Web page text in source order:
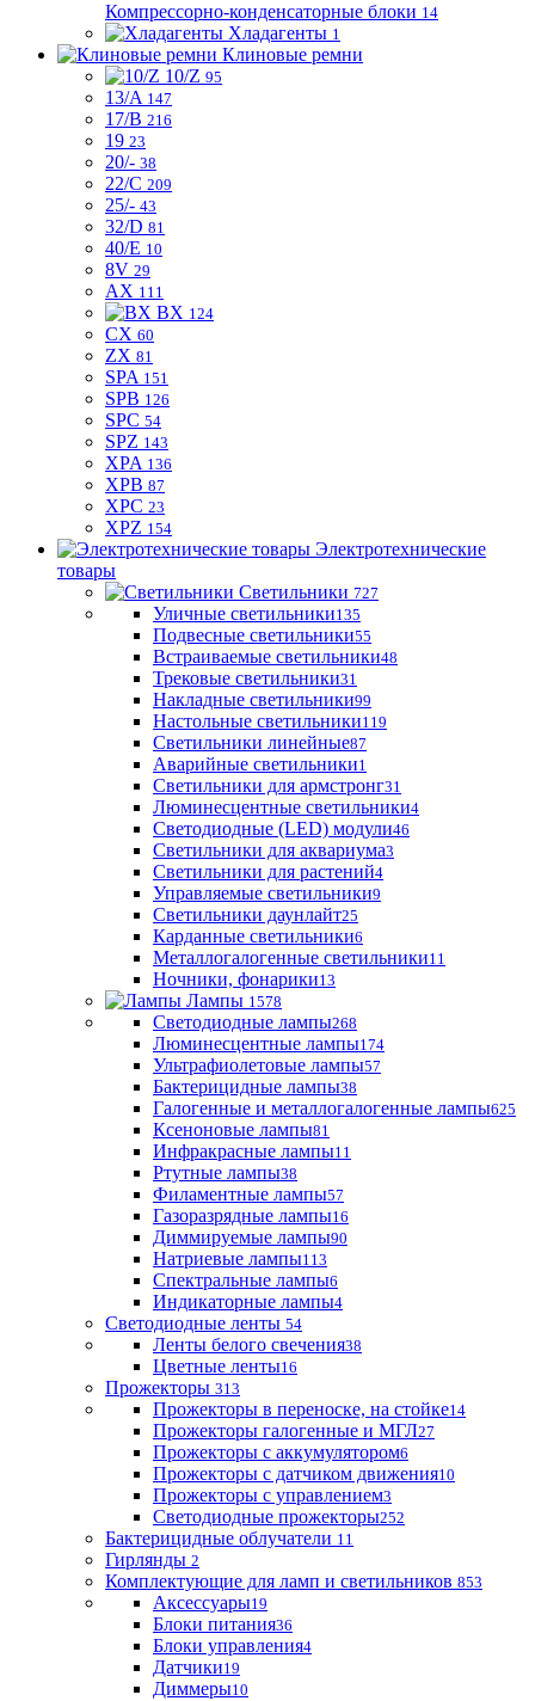
Компрессорно-конденсаторные блоки 14
Хладагенты 1
Клиновые ремни
10/Z 95
13/A 147
17/B 216
19 23
20/- 38
22/C 209
25/- 43
32/D 81
40/E 10
8V 29
AX 111
BX 124
CX 60
ZX 81
SPA 151
SPB 126
SPC 54
SPZ 143
XPA 136
XPB 87
XPC 23
XPZ 154
Электротехнические
товары
Светильники 727
Уличные светильники135
Подвесные светильники55
Встраиваемые светильники48
Трековые светильники31
Накладные светильники99
Настольные светильники119
Светильники линейные87
Аварийные светильники1
Светильники для армстронг31
Люминесцентные светильники4
Светодиодные (LED) модули46
Светильники для аквариума3
Светильники для растений4
Управляемые светильники9
Светильники даунлайт25
Карданные светильники6
Металлогалогенные светильники11
Ночники, фонарики13
Лампы 1578
Светодиодные лампы268
Люминесцентные лампы174
Ультрафиолетовые лампы57
Бактерицидные лампы38
Галогенные и металлогалогенные лампы625
Ксеноновые лампы81
Инфракрасные лампы11
Ртутные лампы38
Филаментные лампы57
Газоразрядные лампы16
Диммируемые лампы90
Натриевые лампы113
Спектральные лампы6
Индикаторные лампы4
Светодиодные ленты 54
Ленты белого свечения38
Цветные ленты16
Прожекторы 313
Прожекторы в переноске, на стойке14
Прожекторы галогенные и МГЛ27
Прожекторы с аккумулятором6
Прожекторы с датчиком движения10
Прожекторы с управлением3
Светодиодные прожекторы252
Бактерицидные облучатели 11
Гирлянды 2
Комплектующие для ламп и светильников 853
Аксессуары19
Блоки питания36
Блоки управления4
Датчики19
Диммеры10